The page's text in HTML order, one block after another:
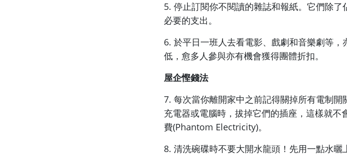
5. 停止訂閱你不閱讀的雜誌和報紙。它們除
必要的支出。
6. 於平日一班人去看電影、戲劇和音樂劇等
低，愈多人參與亦有機會獲得團體折扣。
屋企慳錢法
7. 每次當你離開家中之前記得關掉所有電制
充電器或電腦時，拔掉它們的插座，這樣就
費(Phantom Electricity)。
8. 清洗碗碟時不要大開水龍頭！先用一點水